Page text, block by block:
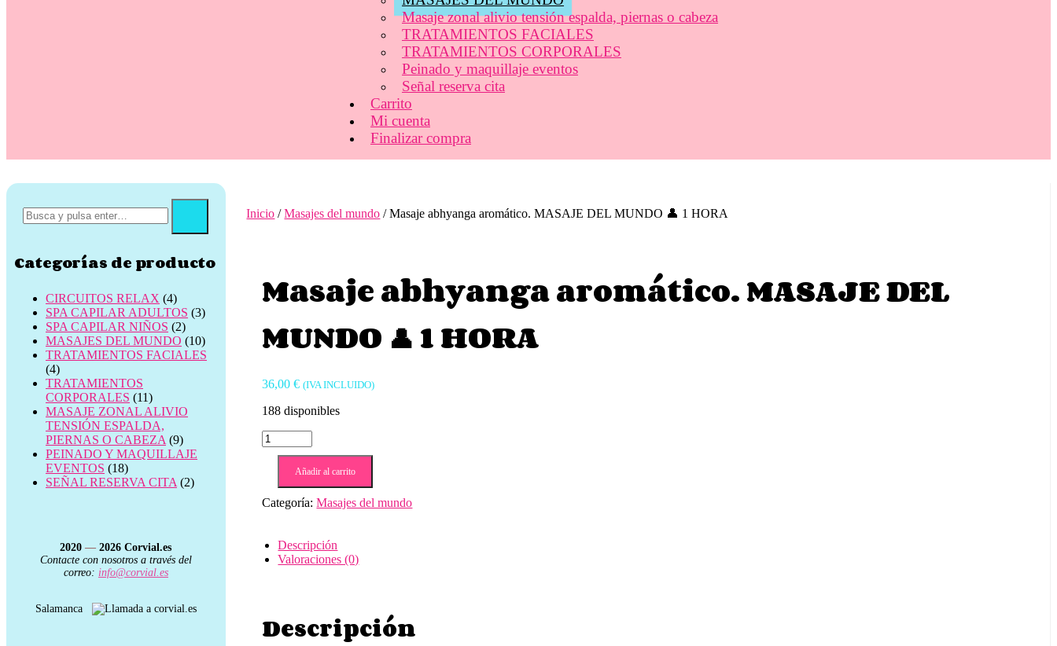
Masaje zonal alivio tensión espalda, piernas o cabeza
TRATAMIENTOS FACIALES
TRATAMIENTOS CORPORALES
Peinado y maquillaje eventos
Señal reserva cita
Carrito
Mi cuenta
Finalizar compra
Inicio /Masajes del mundo / Masaje abhyanga aromático. MASAJE DEL MUNDO 👤 1 HORA
Masaje abhyanga aromático. MASAJE DEL
MUNDO 👤 1 HORA
36,00€ (IVA INCLUIDO)
188 disponibles
Masaje
abhyanga
aromático.
MASAJE
MUNDO
HORA
cantidad
Añadir al carrito
Categoría:Masajes del mundo
Descripción
Valoraciones (0)
Descripción
Categorías de producto
CIRCUITOS RELAX (4)
SPA CAPILAR ADULTOS (3)
SPA CAPILAR NIÑOS (2)
MASAJES DEL MUNDO (10)
TRATAMIENTOS FACIALES
(4)
TRATAMIENTOS
CORPORALES (11)
MASAJE ZONAL ALIVIO
TENSIÓN ESPALDA,
PIERNAS O CABEZA (9)
PEINADO Y MAQUILLAJE
EVENTOS (18)
SEÑAL RESERVA CITA (2)
2020— 2026 Corvial.es
Contacte con nosotros a través del
correo: info@corvial.es
Salamanca